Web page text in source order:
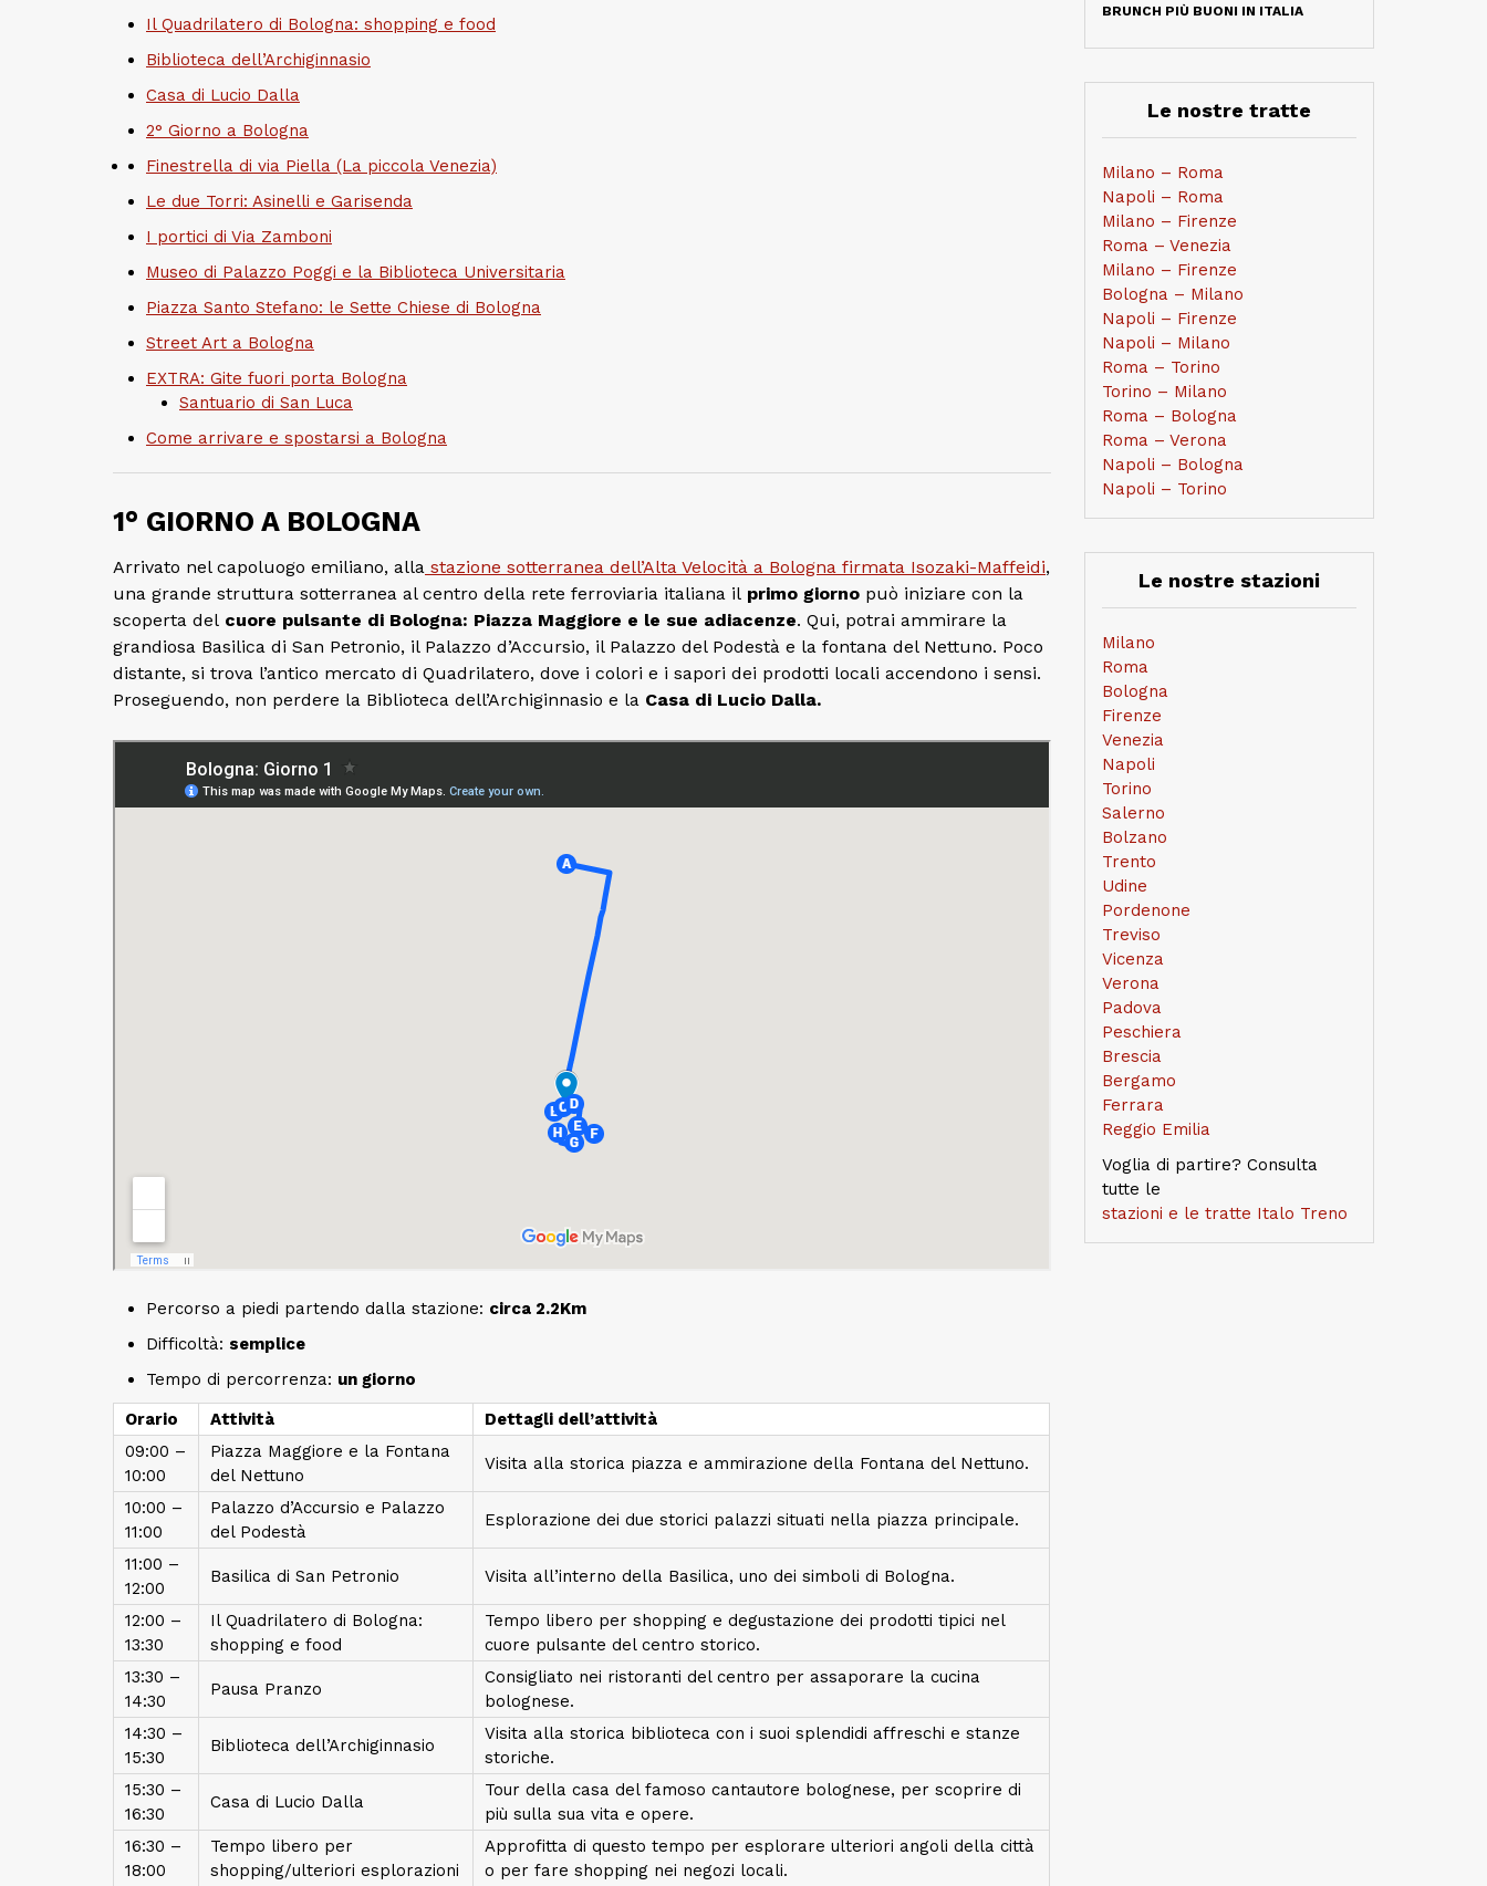
Il Quadrilatero di Bologna: shopping e food
Biblioteca dell’Archiginnasio
Casa di Lucio Dalla
2° Giorno a Bologna
Finestrella di via Piella (La piccola Venezia)
Le due Torri: Asinelli e Garisenda
I portici di Via Zamboni
Museo di Palazzo Poggi e la Biblioteca Universitaria
Piazza Santo Stefano: le Sette Chiese di Bologna
Street Art a Bologna
EXTRA: Gite fuori porta Bologna
Santuario di San Luca
Come arrivare e spostarsi a Bologna
1° GIORNO A BOLOGNA
Arrivato nel capoluogo emiliano, alla stazione sotterranea dell’Alta Velocità a Bologna firmata Isozaki-Maffeidi,
una grande struttura sotterranea al centro della rete ferroviaria italiana il primo giorno può iniziare con la
scoperta del cuore pulsante di Bologna: Piazza Maggiore e le sue adiacenze. Qui, potrai ammirare la
grandiosa Basilica di San Petronio, il Palazzo d’Accursio, il Palazzo del Podestà e la fontana del Nettuno. Poco
distante, si trova l’antico mercato di Quadrilatero, dove i colori e i sapori dei prodotti locali accendono i sensi.
Proseguendo, non perdere la Biblioteca dell’Archiginnasio e la Casa di Lucio Dalla.
Percorso a piedi partendo dalla stazione: circa 2.2Km
Difficoltà: semplice
Tempo di percorrenza: un giorno
Orario
Attività
Dettagli dell’attività
09:00 –
10:00
Piazza Maggiore e la Fontana
del Nettuno
Visita alla storica piazza e ammirazione della Fontana del Nettuno.
10:00 –
11:00
Palazzo d’Accursio e Palazzo
del Podestà
Esplorazione dei due storici palazzi situati nella piazza principale.
11:00 –
12:00
Basilica di San Petronio Visita all’interno della Basilica, uno dei simboli di Bologna.
12:00 –
13:30
Il Quadrilatero di Bologna:
shopping e food
Tempo libero per shopping e degustazione dei prodotti tipici nel
cuore pulsante del centro storico.
13:30 –
14:30
Pausa Pranzo
Consigliato nei ristoranti del centro per assaporare la cucina
bolognese.
14:30 –
15:30
Biblioteca dell’Archiginnasio
Visita alla storica biblioteca con i suoi splendidi affreschi e stanze
storiche.
15:30 –
16:30
Casa di Lucio Dalla
Tour della casa del famoso cantautore bolognese, per scoprire di
più sulla sua vita e opere.
16:30 –
18:00
Tempo libero per
shopping/ulteriori esplorazioni
Approfitta di questo tempo per esplorare ulteriori angoli della città
o per fare shopping nei negozi locali.
BRUNCH PIÙ BUONI IN ITALIA
Le nostre tratte
Milano – Roma
Napoli – Roma
Milano – Firenze
Roma – Venezia
Milano – Firenze
Bologna – Milano
Napoli – Firenze
Napoli – Milano
Roma – Torino
Torino – Milano
Roma – Bologna
Roma – Verona
Napoli – Bologna
Napoli – Torino
Le nostre stazioni
Milano
Roma
Bologna
Firenze
Venezia
Napoli
Torino
Salerno
Bolzano
Trento
Udine
Pordenone
Treviso
Vicenza
Verona
Padova
Peschiera
Brescia
Bergamo
Ferrara
Reggio Emilia
Voglia di partire? Consulta
tutte le
stazioni e le tratte Italo Treno